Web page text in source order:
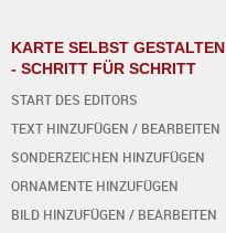
KARTE SELBST GESTALTEN
- SCHRITT FÜR SCHRITT
START DES EDITORS
TEXT HINZUFÜGEN / BEARBEITEN
SONDERZEICHEN HINZUFÜGEN
ORNAMENTE HINZUFÜGEN
BILD HINZUFÜGEN / BEARBEITEN